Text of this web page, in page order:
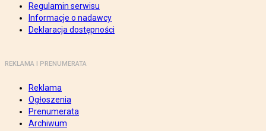
Regulamin serwisu
Informacje o nadawcy
Deklaracja dostępności
REKLAMA I PRENUMERATA
Reklama
Ogłoszenia
Prenumerata
Archiwum